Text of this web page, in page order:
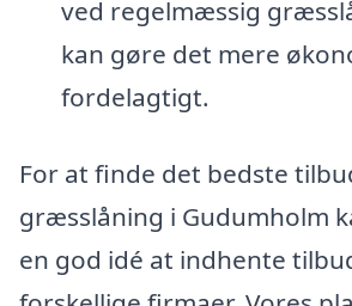
ved regelmæssig
kan gøre det mere
fordelagtigt.
For at finde det bedste
græsslåning i Gudumholm
en god idé at indhente